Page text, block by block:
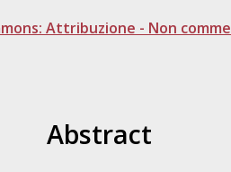
Attribuzione - Non
Abstract